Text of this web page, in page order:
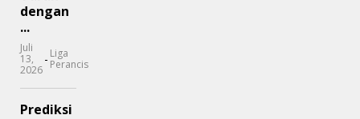
dengan
...
Juli
13,
2026
- Liga
Perancis
Prediksi